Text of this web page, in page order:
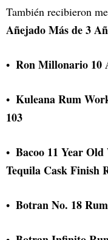
También recibieron
Añejado Más de 3
Ron Millonario 10
Kuleana Rum
103
Bacoo 11 Year
Tequila Cask Finish
Botran No. 18 Rum